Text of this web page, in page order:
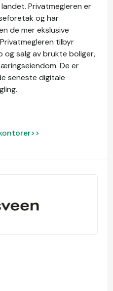
Privatmegleren er
og har
de mer ekslusive
tilbyr
og salg av brukte boliger,
De er
seneste digitale